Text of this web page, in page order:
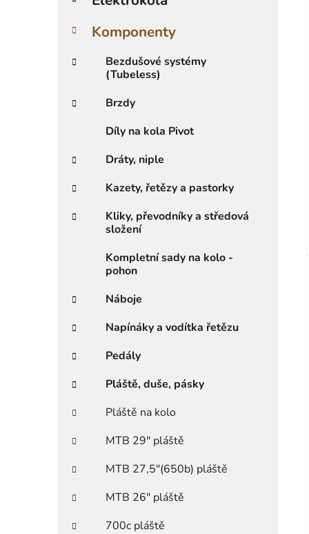
Komponenty
Bezdušové systémy
(Tubeless)
Brzdy
Díly na kola Pivot
Dráty, niple
Kazety, řetězy a pastorky
Kliky, převodníky a středová
složení
Kompletní sady na kolo -
pohon
Náboje
Napínáky a vodítka řetězu
Pedály
Pláště, duše, pásky
Pláště na kolo
MTB 29" pláště
MTB 27,5"(650b) pláště
MTB 26" pláště
700c pláště